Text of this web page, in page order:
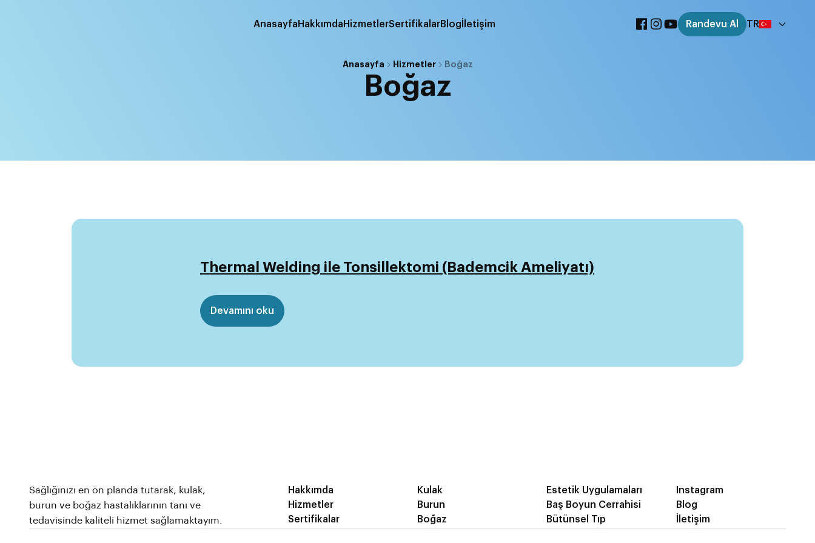
Anasayfa Hakkımda HizmetlerSertifikalarBlog İletişim Randevu Al TR
Anasayfa Hizmetler Boğaz
Boğaz
Thermal Welding ile Tonsillektomi (Bademcik Ameliyatı)
Devamını oku
Sağlığınızı en ön planda tutarak, kulak,
burun ve boğaz hastalıklarının tanı ve
tedavisinde kaliteli hizmet sağlamaktayım.
Hakkımda
Hizmetler
Sertifikalar
Kulak
Burun
Boğaz
Estetik Uygulamaları
Baş Boyun Cerrahisi
Bütünsel Tıp
Instagram
Blog
İletişim